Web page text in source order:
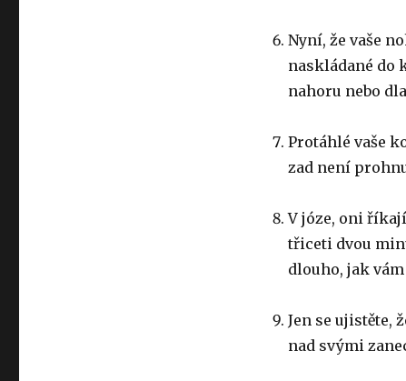
Nyní, že vaše
naskládané do
nahoru nebo
Protáhlé vaše
zad není
V józe, oni
třiceti dvou
dlouho, jak
Jen se ujistěte,
nad svými